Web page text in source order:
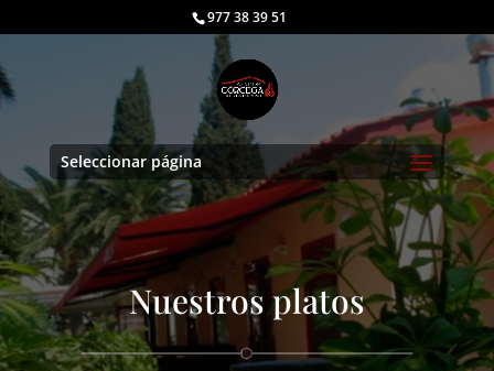
977 38 39 51
Seleccionar página
Nuestros platos